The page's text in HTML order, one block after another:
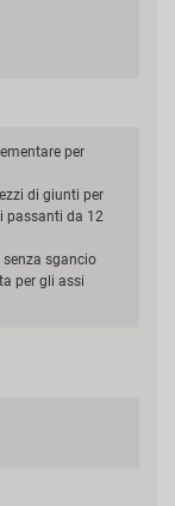
per
di giunti per
passanti da 12
sgancio
per gli assi